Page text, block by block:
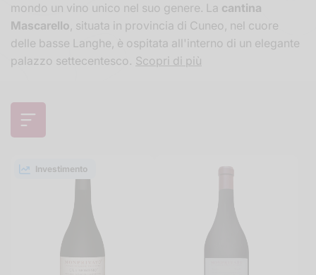
mondo un vino unico nel suo genere. La cantina
Mascarello, situata in provincia di Cuneo, nel cuore
delle basse Langhe, è ospitata all'interno di un elegante
palazzo settecentesco. Scopri di più
Investimento